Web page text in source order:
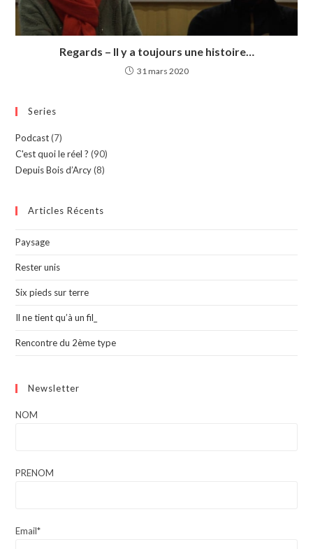
Regards – Il y a toujours une histoire…
31 mars 2020
Series
Podcast (7)
C'est quoi le réel ? (90)
Depuis Bois d’Arcy (8)
Articles Récents
Paysage
Rester unis
Six pieds sur terre
Il ne tient qu’à un fil_
Rencontre du 2ème type
Newsletter
NOM
PRENOM
Email*